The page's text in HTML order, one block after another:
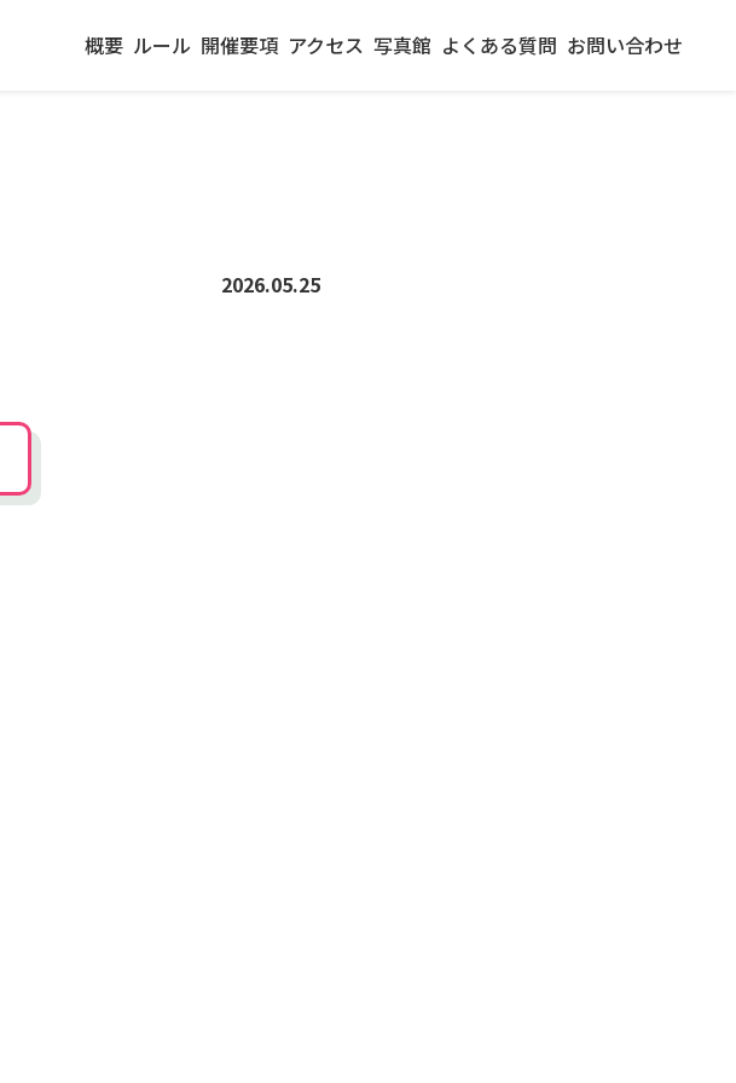
概要 ルール 開催要項 アクセス 写真館 よくある質問 お問い合わせ
2026.05.25